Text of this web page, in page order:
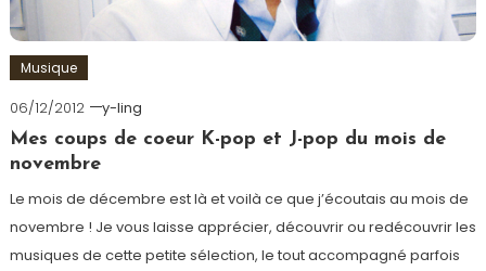
Musique
06/12/2012
y-ling
Mes coups de coeur K-pop et J-pop du mois de
novembre
Le mois de décembre est là et voilà ce que j’écoutais au mois de
novembre ! Je vous laisse apprécier, découvrir ou redécouvrir les
musiques de cette petite sélection, le tout accompagné parfois